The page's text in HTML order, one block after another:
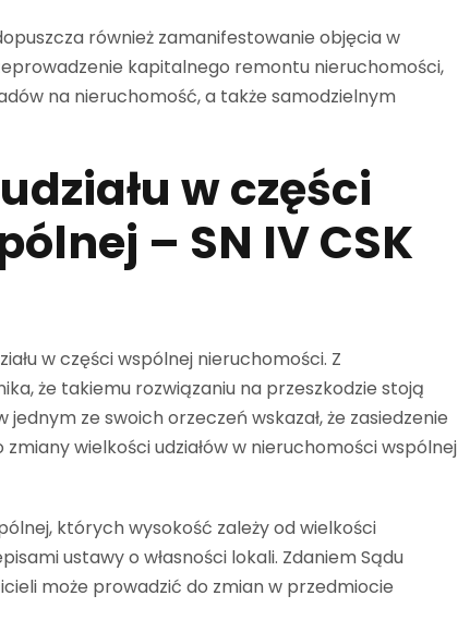
również zamanifestowanie objęcia w
kapitalnego remontu nieruchomości,
na nieruchomość, a także samodzielnym
w części
– SN IV CSK
w części wspólnej nieruchomości. Z
że takiemu rozwiązaniu na przeszkodzie stoją
ze swoich orzeczeń wskazał, że zasiedzenie
wielkości udziałów w nieruchomości wspólnej
których wysokość zależy od wielkości
ustawy o własności lokali. Zdaniem Sądu
może prowadzić do zmian w przedmiocie